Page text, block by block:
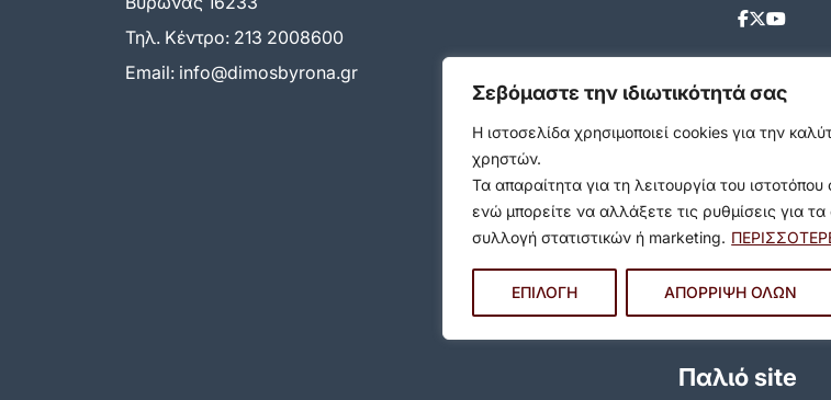
Σεβόμαστε την ιδιωτικότητά σας
Η ιστοσελίδα χρησιμοποιεί cookies για την
χρηστών.
Τα απαραίτητα για τη λειτουργία του
ενώ μπορείτε να αλλάξετε τις ρυθμίσεις για
συλλογή στατιστικών ή marketing.
ΕΠΙΛΟΓΗ ΑΠΟΡΡΙΨΗ ΟΛΩΝ
Τηλ. Κέντρο: 213 2008600
Email: info@dimosbyrona.gr
Παλιό site